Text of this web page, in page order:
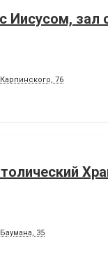
Иисусом, зал
76
35